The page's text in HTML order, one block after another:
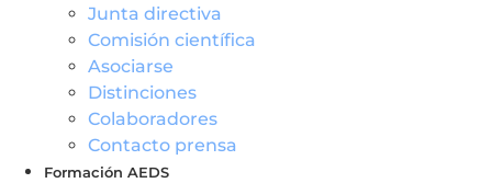
Junta directiva
Comisión científica
Asociarse
Distinciones
Colaboradores
Contacto prensa
Formación AEDS